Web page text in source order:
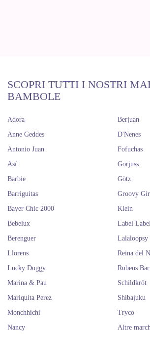
SCOPRI TUTTI I NOSTRI
BAMBOLE
Adora
Anne Geddes
Antonio Juan
Así
Barbie
Barriguitas
Bayer Chic 2000
Bebelux
Berenguer
Berjuan
D'Nenes
Fofuchas
Gorjuss
Götz
Groovy
Klein
Label
Lalaloopsy
Llorens
Lucky Doggy
Marina & Pau
Mariquita Perez
Monchhichi
Nancy
Reina del
Rubens
Schildkröt
Shibajuku
Tryco
Altre